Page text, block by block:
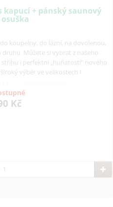
kapucí + pánský saunový
koupelny, do lázní, na dovolenou,
Můžete si vybrat z našeho
i perfektní „huňatostí“ nového
výběr ve velikostech i
Kč